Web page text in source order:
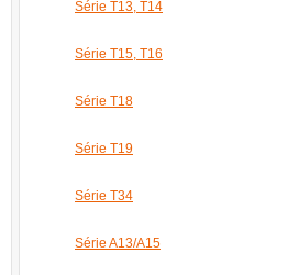
Série T13, T14
Série T15, T16
Série T18
Série T19
Série T34
Série A13/A15